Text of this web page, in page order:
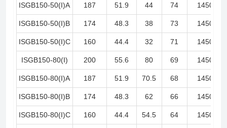
ISGB150-50(I)A 187 51.9 44 74 1450
ISGB150-50(I)B 174 48.3 38 73 1450
ISGB150-50(I)C 160 44.4 32 71 1450
ISGB150-80(I) 200 55.6 80 69 1450
ISGB150-80(I)A 187 51.9 70.5 68 1450
ISGB150-80(I)B 174 48.3 62 66 1450
ISGB150-80(I)C 160 44.4 54.5 64 1450